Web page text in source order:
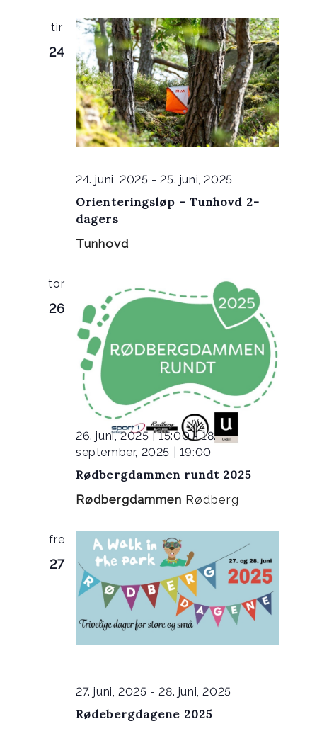
tir
24
Orienteringsløp – Tunhovd 2-
dagers
24. juni, 2025 -25. juni, 2025
Tunhovd
tor
26
Rødbergdammen rundt 2025
26. juni, 2025 | 15:00-18.
september, 2025 | 19:00
Rødbergdammen Rødberg
fre
27
Rødebergdagene 2025
27. juni, 2025 -28. juni, 2025